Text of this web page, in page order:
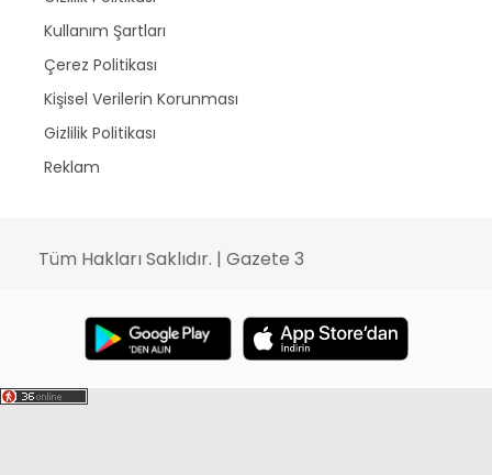
Kullanım Şartları
Çerez Politikası
Kişisel Verilerin Korunması
Gizlilik Politikası
Reklam
Tüm Hakları Saklıdır. | Gazete 3